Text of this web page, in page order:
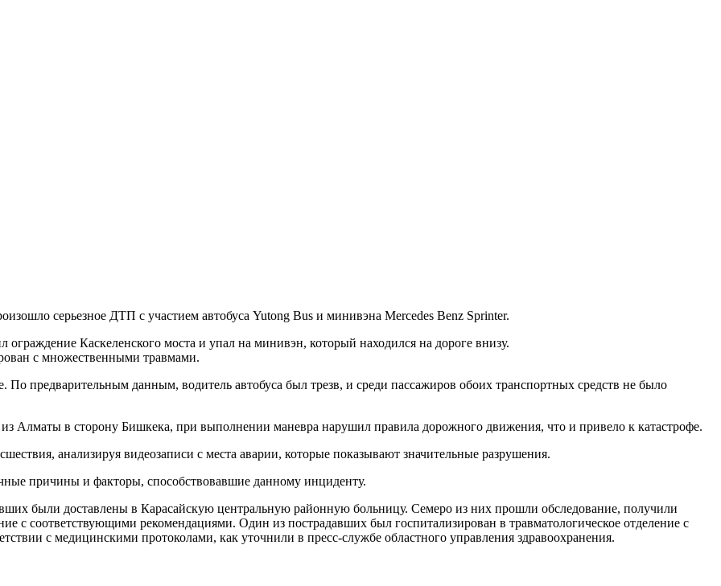
серьезное ДТП с участием автобуса Yutong Bus и минивэна Mercedes Benz Sprinter.
ограждение Каскеленского моста и упал на минивэн, который находился на дороге внизу.
с множественными травмами.
По предварительным данным, водитель автобуса был трезв, и среди пассажиров обоих транспортных средств не было
Алматы в сторону Бишкека, при выполнении маневра нарушил правила дорожного движения, что и привело к катастрофе.
анализируя видеозаписи с места аварии, которые показывают значительные разрушения.
причины и факторы, способствовавшие данному инциденту.
были доставлены в Карасайскую центральную районную больницу. Семеро из них прошли обследование, получили
с соответствующими рекомендациями. Один из пострадавших был госпитализирован в травматологическое отделение с
с медицинскими протоколами, как уточнили в пресс-службе областного управления здравоохранения.